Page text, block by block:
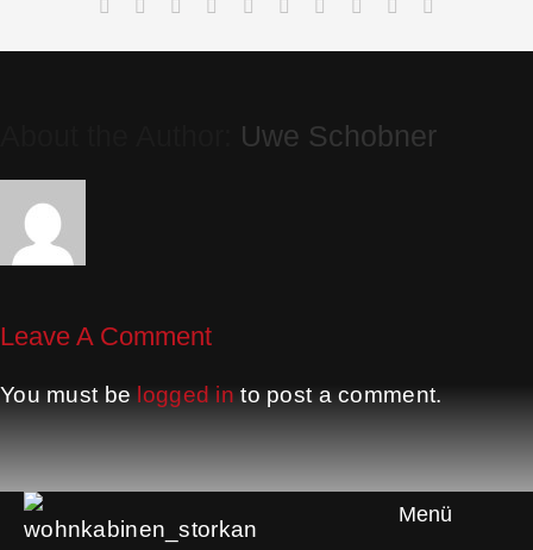
Uwe Schobner
Leave A Comment
You must be logged in to post a comment.
Menü